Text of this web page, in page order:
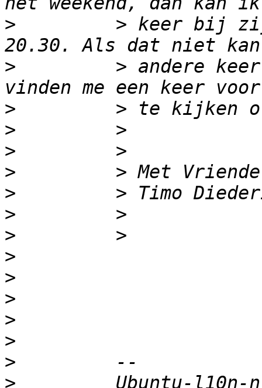
>
> keer bij
>
> andere
>
>
>
>
>
>
>
>
>
>
>
>
>
>